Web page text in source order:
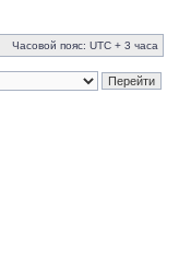
Часовой пояс: UTC + 3 часа